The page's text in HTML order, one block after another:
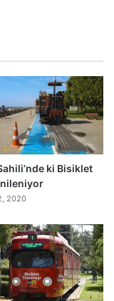
ki Bisiklet
2020